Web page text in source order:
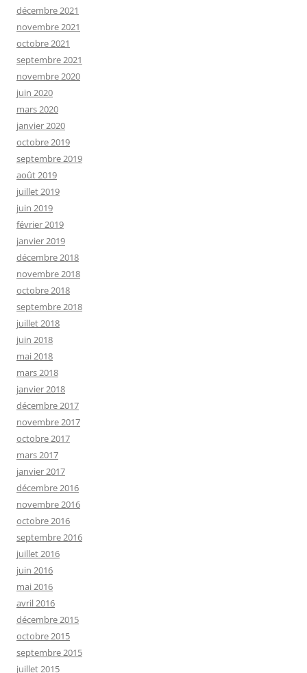
décembre 2021
novembre 2021
octobre 2021
septembre 2021
novembre 2020
juin 2020
mars 2020
janvier 2020
octobre 2019
septembre 2019
août 2019
juillet 2019
juin 2019
février 2019
janvier 2019
décembre 2018
novembre 2018
octobre 2018
septembre 2018
juillet 2018
juin 2018
mai 2018
mars 2018
janvier 2018
décembre 2017
novembre 2017
octobre 2017
mars 2017
janvier 2017
décembre 2016
novembre 2016
octobre 2016
septembre 2016
juillet 2016
juin 2016
mai 2016
avril 2016
décembre 2015
octobre 2015
septembre 2015
juillet 2015